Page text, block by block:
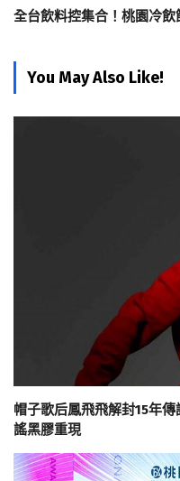
全台飲料控集合！桃園冷
You May Also Like!
帽子歌后鳳飛飛解封15年
謠黑膠重現